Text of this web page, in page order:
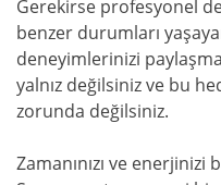
Gerekirse profesyonel
benzer durumları
deneyimlerinizi
yalnız değilsiniz ve bu
zorunda değilsiniz.
Zamanınızı ve